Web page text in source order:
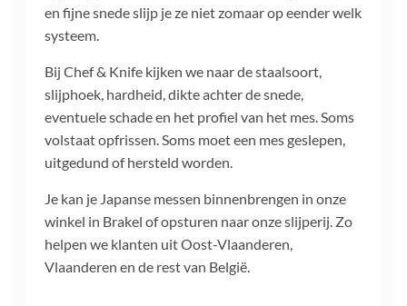
en fijne snede slijp je ze niet zomaar op eender welk
systeem.
Bij Chef & Knife kijken we naar de staalsoort,
slijphoek, hardheid, dikte achter de snede,
eventuele schade en het profiel van het mes. Soms
volstaat opfrissen. Soms moet een mes geslepen,
uitgedund of hersteld worden.
Je kan je Japanse messen binnenbrengen in onze
winkel in Brakel of opsturen naar onze slijperij. Zo
helpen we klanten uit Oost-Vlaanderen,
Vlaanderen en de rest van België.